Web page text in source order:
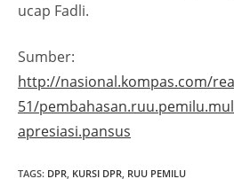
ucap Fadli.
Sumber:
http://nasional.kompas.com/
51/
apresiasi.pansus
TAGS: DPR, KURSI DPR, RUU PEMILU